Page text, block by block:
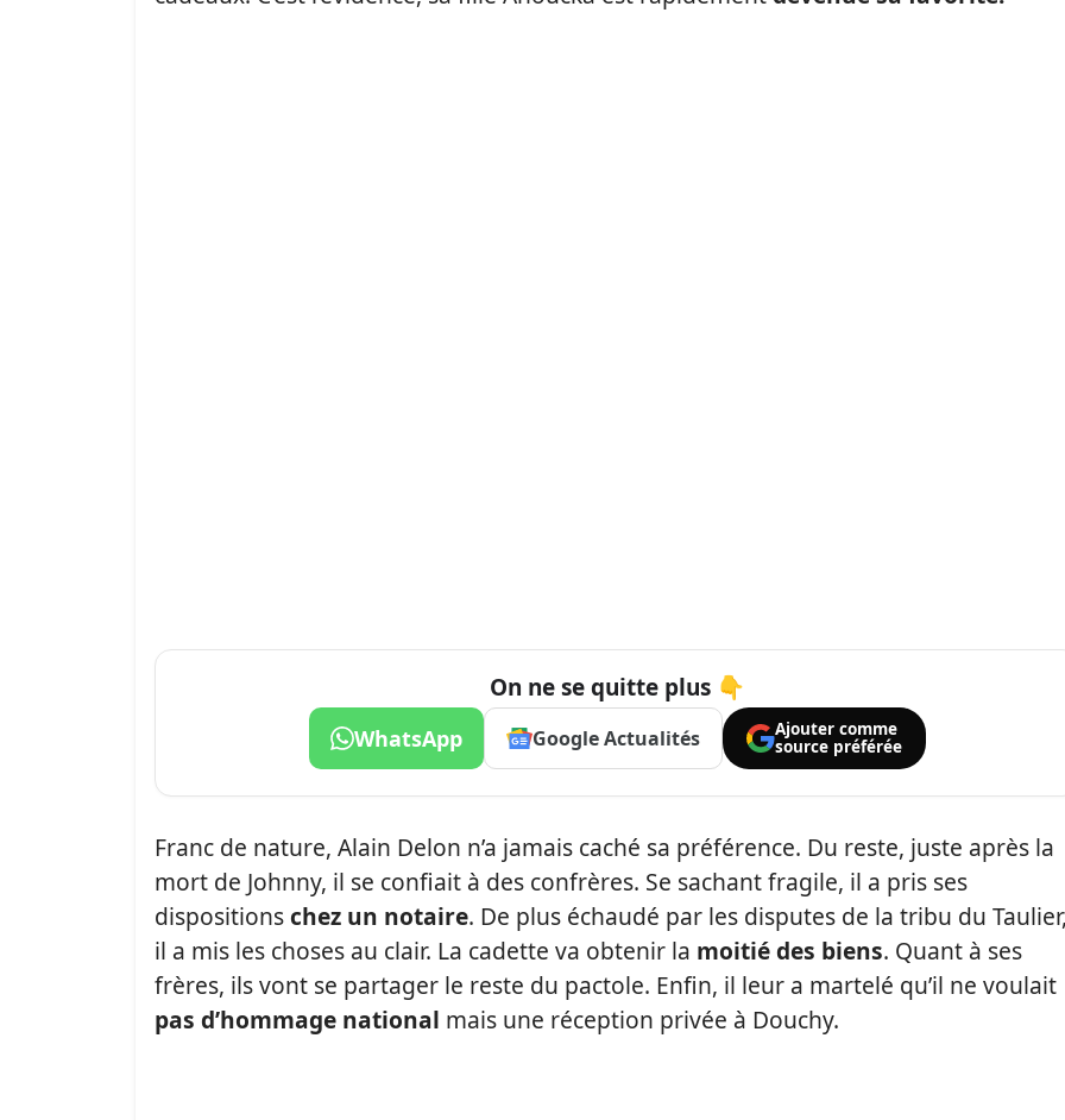
On ne se quitte plus 👇
WhatsApp Google Actualités
Ajouter comme
source préférée
Franc de nature, Alain Delon n’a jamais caché sa préférence. Du reste, juste après la
mort de Johnny, il se confiait à des confrères. Se sachant fragile, il a pris ses
dispositionschez un notaire. De plus échaudé par les disputes de la tribu du
il a mis les choses au clair. La cadette va obtenir la moitié des biens. Quant à ses
frères, ils vont se partager le reste du pactole. Enfin, il leur a martelé qu’il ne voulait
pas d’hommage national mais une réception privée à Douchy.